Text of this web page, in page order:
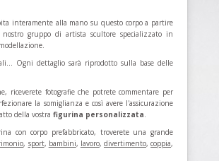
interamente alla mano su questo corpo a partire
gruppo di artista scultore specializzato in
Ogni dettaglio sarà riprodotto sulla base delle
riceverete fotografie che potrete commentare per
la somiglianza e così avere l'assicurazione
della vostra figurina personalizzata.
con corpo prefabbricato, troverete una grande
, sport, bambini, lavoro, divertimento,coppia,